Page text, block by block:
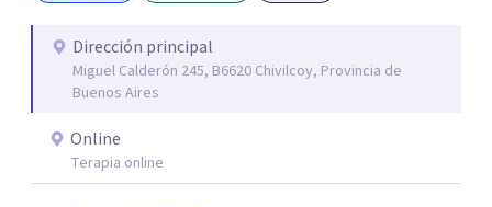
Dirección principal
Miguel Calderón 245, B6620 Chivilcoy, Provincia de
Buenos Aires
Online
Terapia online